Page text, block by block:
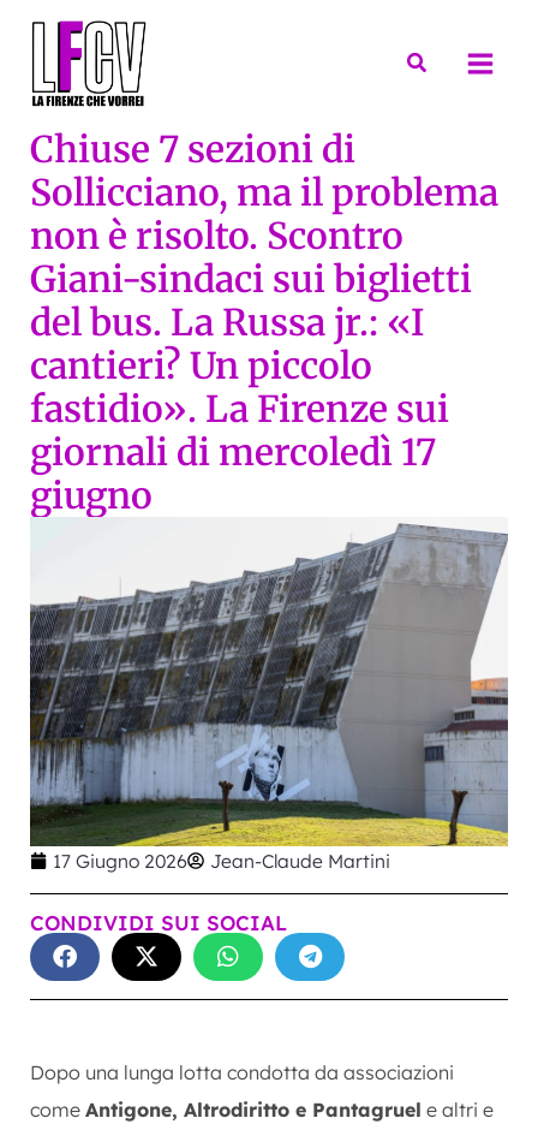
Cerca
Chiuse 7 sezioni di
Sollicciano, ma il problema
non è risolto. Scontro
Giani-sindaci sui biglietti
del bus. La Russa jr.: «I
cantieri? Un piccolo
fastidio». La Firenze sui
giornali di mercoledì 17
giugno
17 Giugno 2026 Jean-Claude Martini
CONDIVIDI SUI SOCIAL
Dopo una lunga lotta condotta da associazioni
come Antigone, Altrodiritto e Pantagruel e altri e